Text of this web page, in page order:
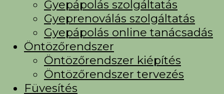
Gyepápolás szolgáltatás
Gyeprenoválás szolgáltatás
Gyepápolás online tanácsadás
Öntözőrendszer
Öntözőrendszer kiépítés
Öntözőrendszer tervezés
Füvesítés